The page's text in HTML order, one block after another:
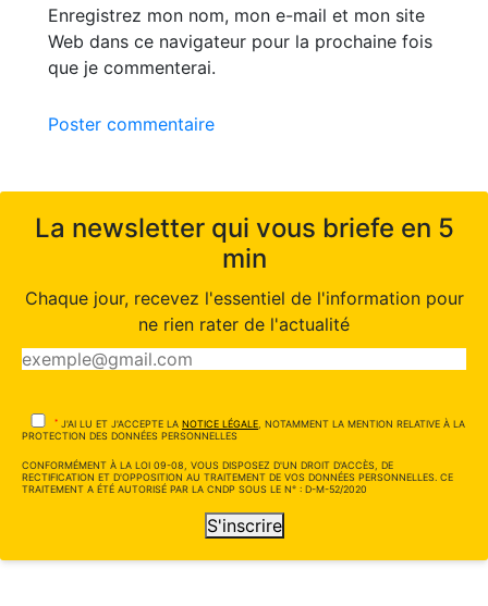
Enregistrez mon nom, mon e-mail et mon site
Web dans ce navigateur pour la prochaine fois
que je commenterai.
Poster commentaire
La newsletter qui vous briefe en 5
min
Chaque jour, recevez l'essentiel de l'information pour
ne rien rater de l'actualité
* J'AI LU ET J'ACCEPTE LA NOTICE LÉGALE, NOTAMMENT LA MENTION RELATIVE À LA
PROTECTION DES DONNÉES PERSONNELLES
CONFORMÉMENT À LA LOI 09-08, VOUS DISPOSEZ D'UN DROIT D'ACCÈS, DE
RECTIFICATION ET D'OPPOSITION AU TRAITEMENT DE VOS DONNÉES PERSONNELLES. CE
TRAITEMENT A ÉTÉ AUTORISÉ PAR LA CNDP SOUS LE N° : D-M-52/2020
S'inscrire